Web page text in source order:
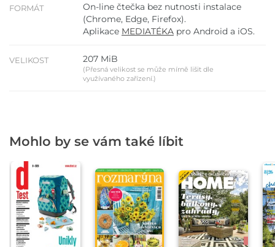
FORMÁT
On-line čtečka bez nutnosti instalace
(Chrome, Edge, Firefox).
Aplikace MEDIATÉKA pro Android a iOS.
VELIKOST 207 MiB
(Přesná velikost se může mírně lišit dle
využívaného zařízení.)
Mohlo by se vám také líbit